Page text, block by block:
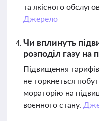
та якісного
Джерело
Чи вплинуть
розподіл газу на
Підвищення
не торкнеться
мораторію на
воєнного стану.